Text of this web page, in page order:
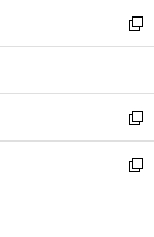
く
で
開
ド
ウ
開
く
ィ
ン
ウ
で
開
く
い
ウ
ン
ド
ウ
で
新
し
ウ
ィ
ン
ド
新
し
い
新